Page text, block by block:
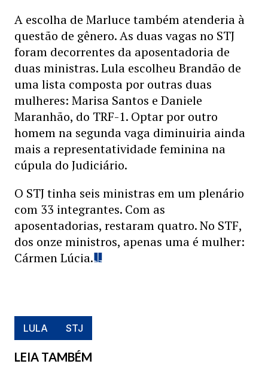
A escolha de Marluce também atenderia à
questão de gênero. As duas vagas no STJ
foram decorrentes da aposentadoria de
duas ministras. Lula escolheu Brandão de
uma lista composta por outras duas
mulheres: Marisa Santos e Daniele
Maranhão, do TRF-1. Optar por outro
homem na segunda vaga diminuiria ainda
mais a representatividade feminina na
cúpula do Judiciário.
O STJ tinha seis ministras em um plenário
com 33 integrantes. Com as
aposentadorias, restaram quatro. No STF,
dos onze ministros, apenas uma é mulher:
Cármen Lúcia.
LULA STJ
LEIA TAMBÉM